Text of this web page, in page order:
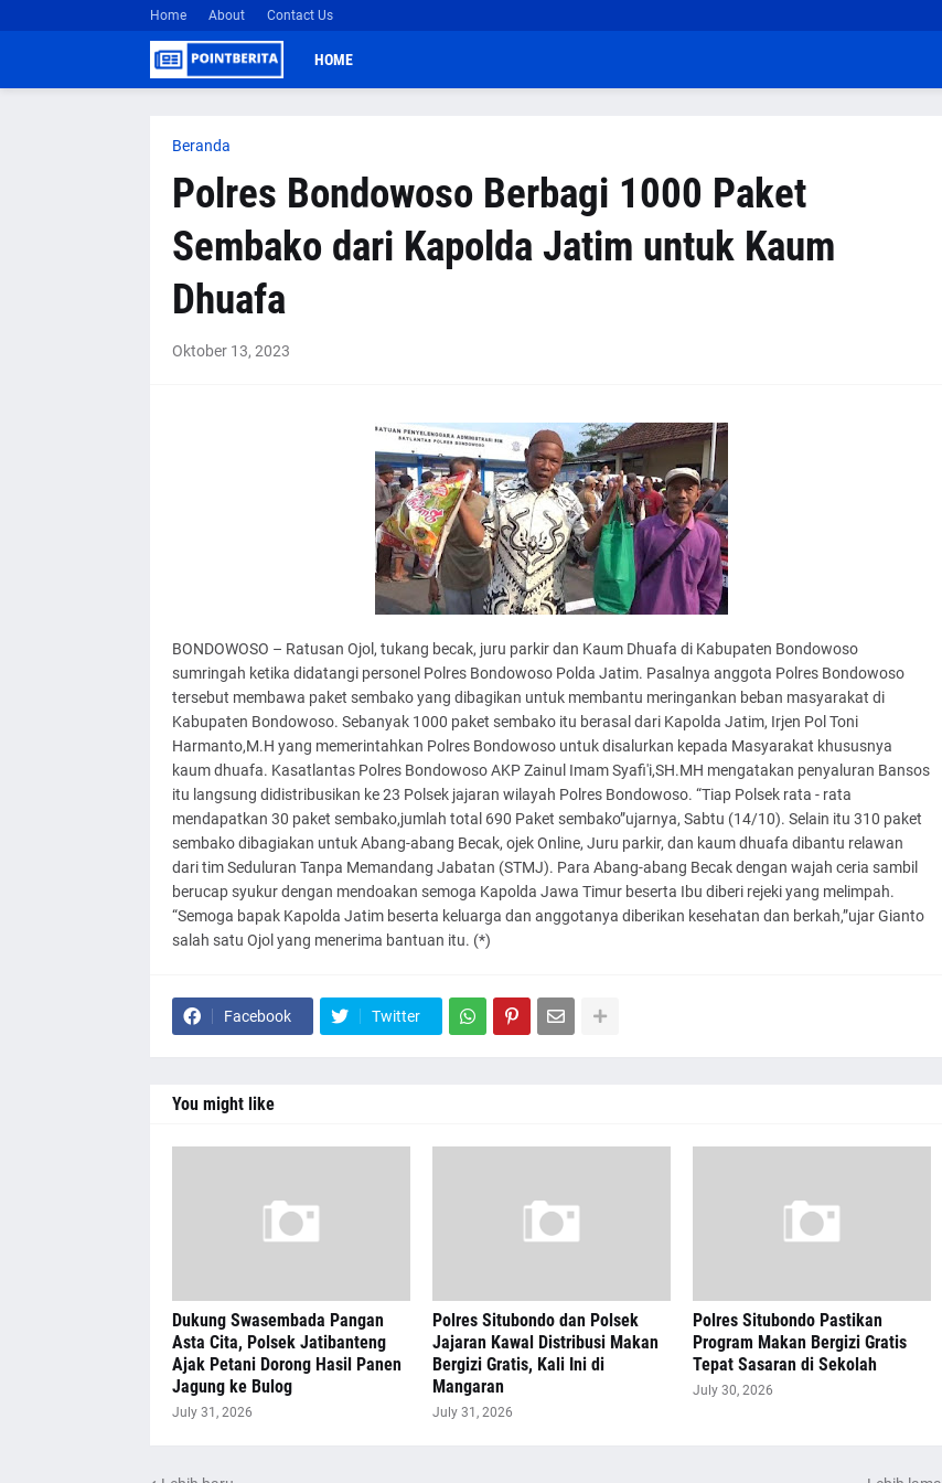
Home About Contact Us
HOME
Beranda
Polres Bondowoso Berbagi 1000 Paket
Sembako dari Kapolda Jatim untuk Kaum
Dhuafa
Oktober 13, 2023
BONDOWOSO – Ratusan Ojol, tukang becak, juru parkir dan Kaum Dhuafa di Kabupaten Bondowoso
sumringah ketika didatangi personel Polres Bondowoso Polda Jatim. Pasalnya anggota Polres Bondowoso
tersebut membawa paket sembako yang dibagikan untuk membantu meringankan beban masyarakat di
Kabupaten Bondowoso. Sebanyak 1000 paket sembako itu berasal dari Kapolda Jatim, Irjen Pol Toni
Harmanto,M.H yang memerintahkan Polres Bondowoso untuk disalurkan kepada Masyarakat khususnya
kaum dhuafa. Kasatlantas Polres Bondowoso AKP Zainul Imam Syafi'i,SH.MH mengatakan penyaluran Bansos
itu langsung didistribusikan ke 23 Polsek jajaran wilayah Polres Bondowoso. “Tiap Polsek rata - rata
mendapatkan 30 paket sembako,jumlah total 690 Paket sembako”ujarnya, Sabtu (14/10). Selain itu 310 paket
sembako dibagiakan untuk Abang-abang Becak, ojek Online, Juru parkir, dan kaum dhuafa dibantu relawan
dari tim Seduluran Tanpa Memandang Jabatan (STMJ). Para Abang-abang Becak dengan wajah ceria sambil
berucap syukur dengan mendoakan semoga Kapolda Jawa Timur beserta Ibu diberi rejeki yang melimpah.
“Semoga bapak Kapolda Jatim beserta keluarga dan anggotanya diberikan kesehatan dan berkah,”ujar Gianto
salah satu Ojol yang menerima bantuan itu. (*)
Facebook Twitter
You might like
Dukung Swasembada Pangan
Asta Cita, Polsek Jatibanteng
Ajak Petani Dorong Hasil Panen
Jagung ke Bulog
July 31, 2026
Polres Situbondo dan Polsek
Jajaran Kawal Distribusi Makan
Bergizi Gratis, Kali Ini di
Mangaran
July 31, 2026
Polres Situbondo Pastikan
Program Makan Bergizi Gratis
Tepat Sasaran di Sekolah
July 30, 2026